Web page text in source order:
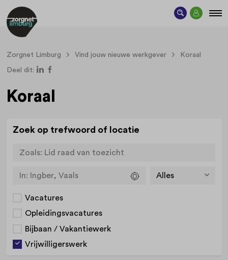
Zorgnet Limburg Vind jouw nieuwe werkgever Koraal
Deel dit:
Koraal
Zoek op trefwoord of locatie
Zoals: Lid raad van toezicht
In: Ingber, Vaals
Vacatures
Opleidingsvacatures
Bijbaan / Vakantiewerk
Vrijwilligerswerk